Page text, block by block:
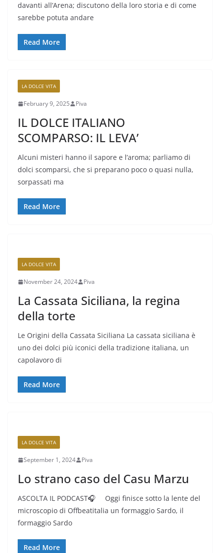
davanti all’Arena; discutono della loro storia e di come
sarebbe potuta andare
Read More
LA DOLCE VITA
February 9, 2025 Piva
IL DOLCE ITALIANO
SCOMPARSO: IL LEVA’
Alcuni misteri hanno il sapore e l’aroma; parliamo di
dolci scomparsi, che si preparano poco o quasi nulla,
sorpassati ma
Read More
LA DOLCE VITA
November 24, 2024 Piva
La Cassata Siciliana, la regina
della torte
Le Origini della Cassata Siciliana La cassata siciliana è
uno dei dolci più iconici della tradizione italiana, un
capolavoro di
Read More
LA DOLCE VITA
September 1, 2024 Piva
Lo strano caso del Casu Marzu
ASCOLTA IL PODCAST🎧 Oggi finisce sotto la lente del
microscopio di Offbeatitalia un formaggio Sardo, il
formaggio Sardo
Read More